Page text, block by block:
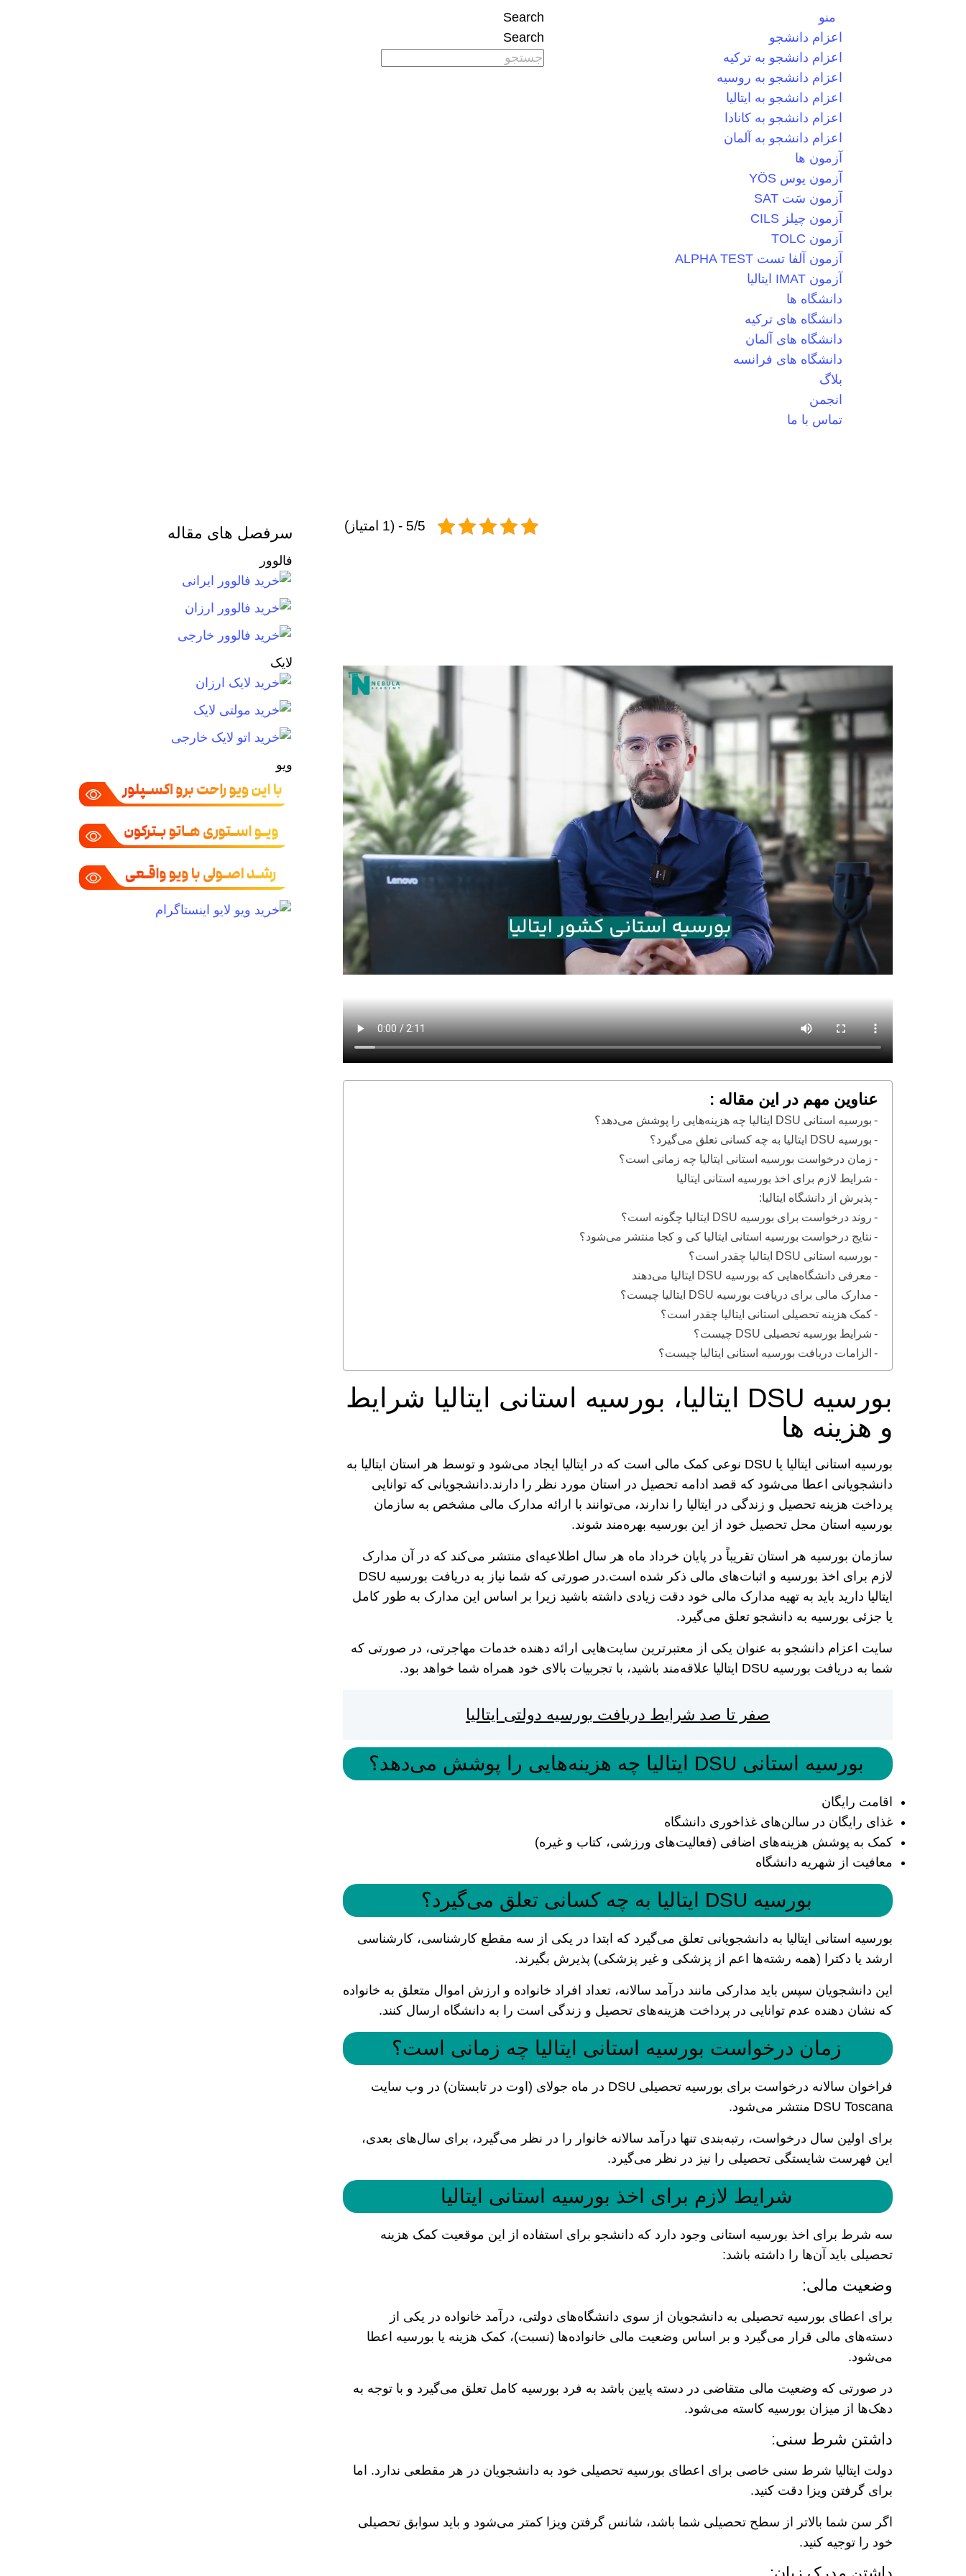
منو
اعزام دانشجو
اعزام دانشجو به ترکیه
اعزام دانشجو به روسیه
اعزام دانشجو به ایتالیا
اعزام دانشجو به کانادا
اعزام دانشجو به آلمان
آزمون ها
آزمون یوس YÖS
آزمون سَت SAT
آزمون چیلز CILS‌
آزمون TOLC
آزمون آلفا تست ALPHA TEST
آزمون IMAT ایتالیا
دانشگاه ها
دانشگاه های ترکیه
دانشگاه های آلمان
دانشگاه های فرانسه
بلاگ
انجمن
تماس با ما
Search
Search
5/5 - (1 امتیاز)
عناوین مهم در این مقاله :
بورسیه استانی DSU ایتالیا چه هزینه‌هایی را پوشش می‌دهد؟
بورسیه DSU ایتالیا به چه کسانی تعلق می‌گیرد؟
زمان درخواست بورسیه استانی ایتالیا چه زمانی است؟
شرایط لازم برای اخذ بورسیه استانی ایتالیا
پذیرش از دانشگاه ایتالیا:
روند درخواست برای بورسیه DSU ایتالیا چگونه است؟
نتایج درخواست بورسیه استانی ایتالیا کی و کجا منتشر می‌شود؟
بورسیه استانی DSU ایتالیا چقدر است؟
معرفی دانشگاه‌هایی که بورسیه DSU ایتالیا می‌دهند
مدارک مالی برای دریافت بورسیه DSU ایتالیا چیست؟
کمک هزینه تحصیلی استانی ایتالیا چقدر است؟
شرایط بورسیه تحصیلی DSU چیست؟
الزامات دریافت بورسیه استانی ایتالیا چیست؟
بورسیه DSU ایتالیا، بورسیه استانی ایتالیا شرایط
و هزینه ها
بورسیه استانی ایتالیا یا DSU نوعی کمک مالی است که در ایتالیا ایجاد می‌شود و توسط هر استان ایتالیا به
دانشجویانی اعطا می‌شود که قصد ادامه تحصیل در استان مورد نظر را دارند.دانشجویانی که توانایی
پرداخت هزینه تحصیل و زندگی در ایتالیا را ندارند، می‌توانند با ارائه مدارک مالی مشخص به سازمان
بورسیه استان محل تحصیل خود از این بورسیه بهره‌مند شوند.
سازمان بورسیه هر استان تقریباً در پایان خرداد ماه هر سال اطلاعیه‌ای منتشر می‌کند که در آن مدارک
لازم برای اخذ بورسیه و اثبات‌های مالی ذکر شده است.در صورتی که شما نیاز به دریافت بورسیه DSU
ایتالیا دارید باید به تهیه مدارک مالی خود دقت زیادی داشته باشید زیرا بر اساس این مدارک به طور کامل
یا جزئی بورسیه به دانشجو تعلق می‌گیرد.
سایت اعزام دانشجو به عنوان یکی از معتبر‌ترین سایت‌هایی ارائه دهنده خدمات مهاجرتی، در صورتی که
شما به دریافت بورسیه DSU ایتالیا علاقه‌مند باشید، با تجربیات بالای خود همراه شما خواهد بود.
صفر تا صد شرایط دریافت بورسیه دولتی ایتالیا
بورسیه استانی DSU ایتالیا چه هزینه‌هایی را پوشش می‌دهد؟
اقامت رایگان
غذای رایگان در سالن‌های غذاخوری دانشگاه
کمک به پوشش هزینه‌های اضافی (فعالیت‌های ورزشی، کتاب و غیره)
معافیت از شهریه دانشگاه
بورسیه DSU ایتالیا به چه کسانی تعلق می‌گیرد؟
بورسیه استانی ایتالیا به دانشجویانی تعلق می‌گیرد که ابتدا در یکی از سه مقطع کارشناسی، کارشناسی
ارشد یا دکترا (همه رشته‌ها اعم از پزشکی و غیر پزشکی) پذیرش بگیرند.
این دانشجویان سپس باید مدارکی مانند درآمد سالانه، تعداد افراد خانواده و ارزش اموال متعلق به خانواده
که نشان دهنده عدم توانایی در پرداخت هزینه‌های تحصیل و زندگی است را به دانشگاه ارسال کنند.
زمان درخواست بورسیه استانی ایتالیا چه زمانی است؟
فراخوان سالانه درخواست برای بورسیه تحصیلی DSU در ماه جولای (اوت در تابستان) در وب سایت
DSU Toscana منتشر می‌شود.
برای اولین سال درخواست، رتبه‌بندی تنها درآمد سالانه خانوار را در نظر می‌گیرد، برای سال‌های بعدی،
این فهرست شایستگی تحصیلی را نیز در نظر می‌گیرد.
شرایط لازم برای اخذ بورسیه استانی ایتالیا
سه شرط برای اخذ بورسیه استانی وجود دارد که دانشجو برای استفاده از این موقعیت کمک هزینه
تحصیلی باید آن‌ها را داشته باشد:
وضعیت مالی:
برای اعطای بورسیه تحصیلی به دانشجویان از سوی دانشگاه‌های دولتی، درآمد خانواده در یکی از
دسته‌های مالی قرار می‌گیرد و بر اساس وضعیت مالی خانواده‌ها (نسبت)، کمک هزینه یا بورسیه اعطا
می‌شود.
در صورتی که وضعیت مالی متقاضی در دسته پایین باشد به فرد بورسیه کامل تعلق می‌گیرد و با توجه به
دهک‌ها از میزان بورسیه کاسته می‌شود.
داشتن شرط سنی:
دولت ایتالیا شرط سنی خاصی برای اعطای بورسیه تحصیلی خود به دانشجویان در هر مقطعی ندارد. اما
برای گرفتن ویزا دقت کنید.
اگر سن شما بالاتر از سطح تحصیلی شما باشد، شانس گرفتن ویزا کمتر می‌شود و باید سوابق تحصیلی
خود را توجیه کنید.
سرفصل های مقاله
فالوور
لایک
ویو